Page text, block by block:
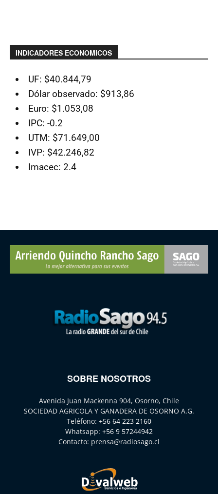
INDICADORES ECONOMICOS
UF: $40.844,79
Dólar observado: $913,86
Euro: $1.053,08
IPC: -0.2
UTM: $71.649,00
IVP: $42.246,82
Imacec: 2.4
SOBRE NOSOTROS
Avenida Juan Mackenna 904, Osorno, Chile
SOCIEDAD AGRICOLA Y GANADERA DE OSORNO A.G.
Teléfono: +56 64 223 2160
Whatsapp: +56 9 57244942
Contacto: prensa@radiosago.cl